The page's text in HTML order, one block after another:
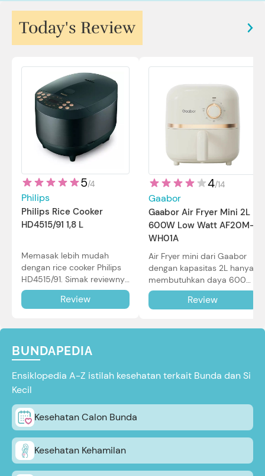
Today's Review
5/4
Philips
Philips Rice Cooker
HD4515/91 1,8 L
Memasak lebih mudah
dengan rice cooker Philips
HD4515/91. Simak reviewnya
di sini.
Review
4/14
Gaabor
Gaabor Air Fryer Mini 2L
600W Low Watt AF20M-
WH01A
Air Fryer mini dari Gaabor
dengan kapasitas 2L hanya
membutuhkan daya 600W
dalam pemakaian. Simak
review selengkapnya di sini.
Review
BUNDAPEDIA
Ensiklopedia A-Z istilah kesehatan terkait Bunda dan Si
Kecil
Kesehatan Calon Bunda
Kesehatan Kehamilan